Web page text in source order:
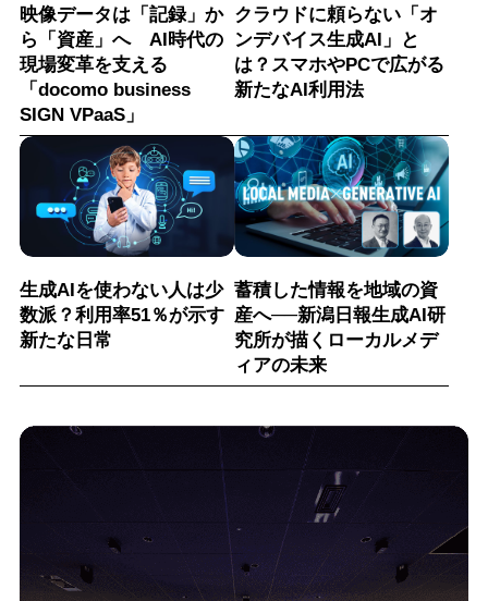
映像データは「記録」か
ら「資産」へ AI時代の
現場変革を支える
「docomo business
SIGN VPaaS」
クラウドに頼らない「オ
ンデバイス生成AI」と
は？スマホやPCで広がる
新たなAI利用法
生成AIを使わない人は少
数派？利用率51％が示す
新たな日常
蓄積した情報を地域の資
産へ──新潟日報生成AI研
究所が描くローカルメデ
ィアの未来